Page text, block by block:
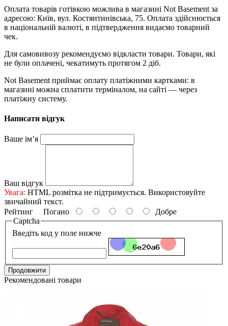
Оплата товарів готівкою можлива в магазині Not Basement за
адресою: Київ, вул. Костянтинівська, 75. Оплата здійснюється
в національній валюті, в підтвердження видаємо товарний
чек.
Для самовивозу рекомендуємо відкласти товари. Товари, які
не були оплачені, чекатимуть протягом 2 діб.
Not Basement приймає оплату платіжними картками: в
магазині можна сплатити терміналом, на сайті — через
платіжну систему.
Написати відгук
Ваше ім’я
Ваш відгук
Увага: HTML розмітка не підтримується. Використовуйте
звичайний текст.
Рейтинг Погано
Добре
Captcha
Введіть код у поле нижче
Продовжити
Рекомендовані товари